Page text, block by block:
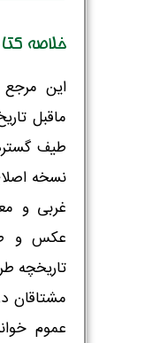
خلاصه
این
ماقبل
طیف
نسخه
عکس و
تاریخچه
مشتاقان
عموم